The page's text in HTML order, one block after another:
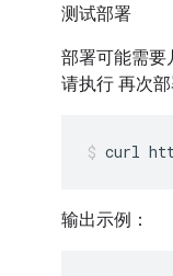
测试部署
部署可能需要
请执行 再次
curl
输出示例：